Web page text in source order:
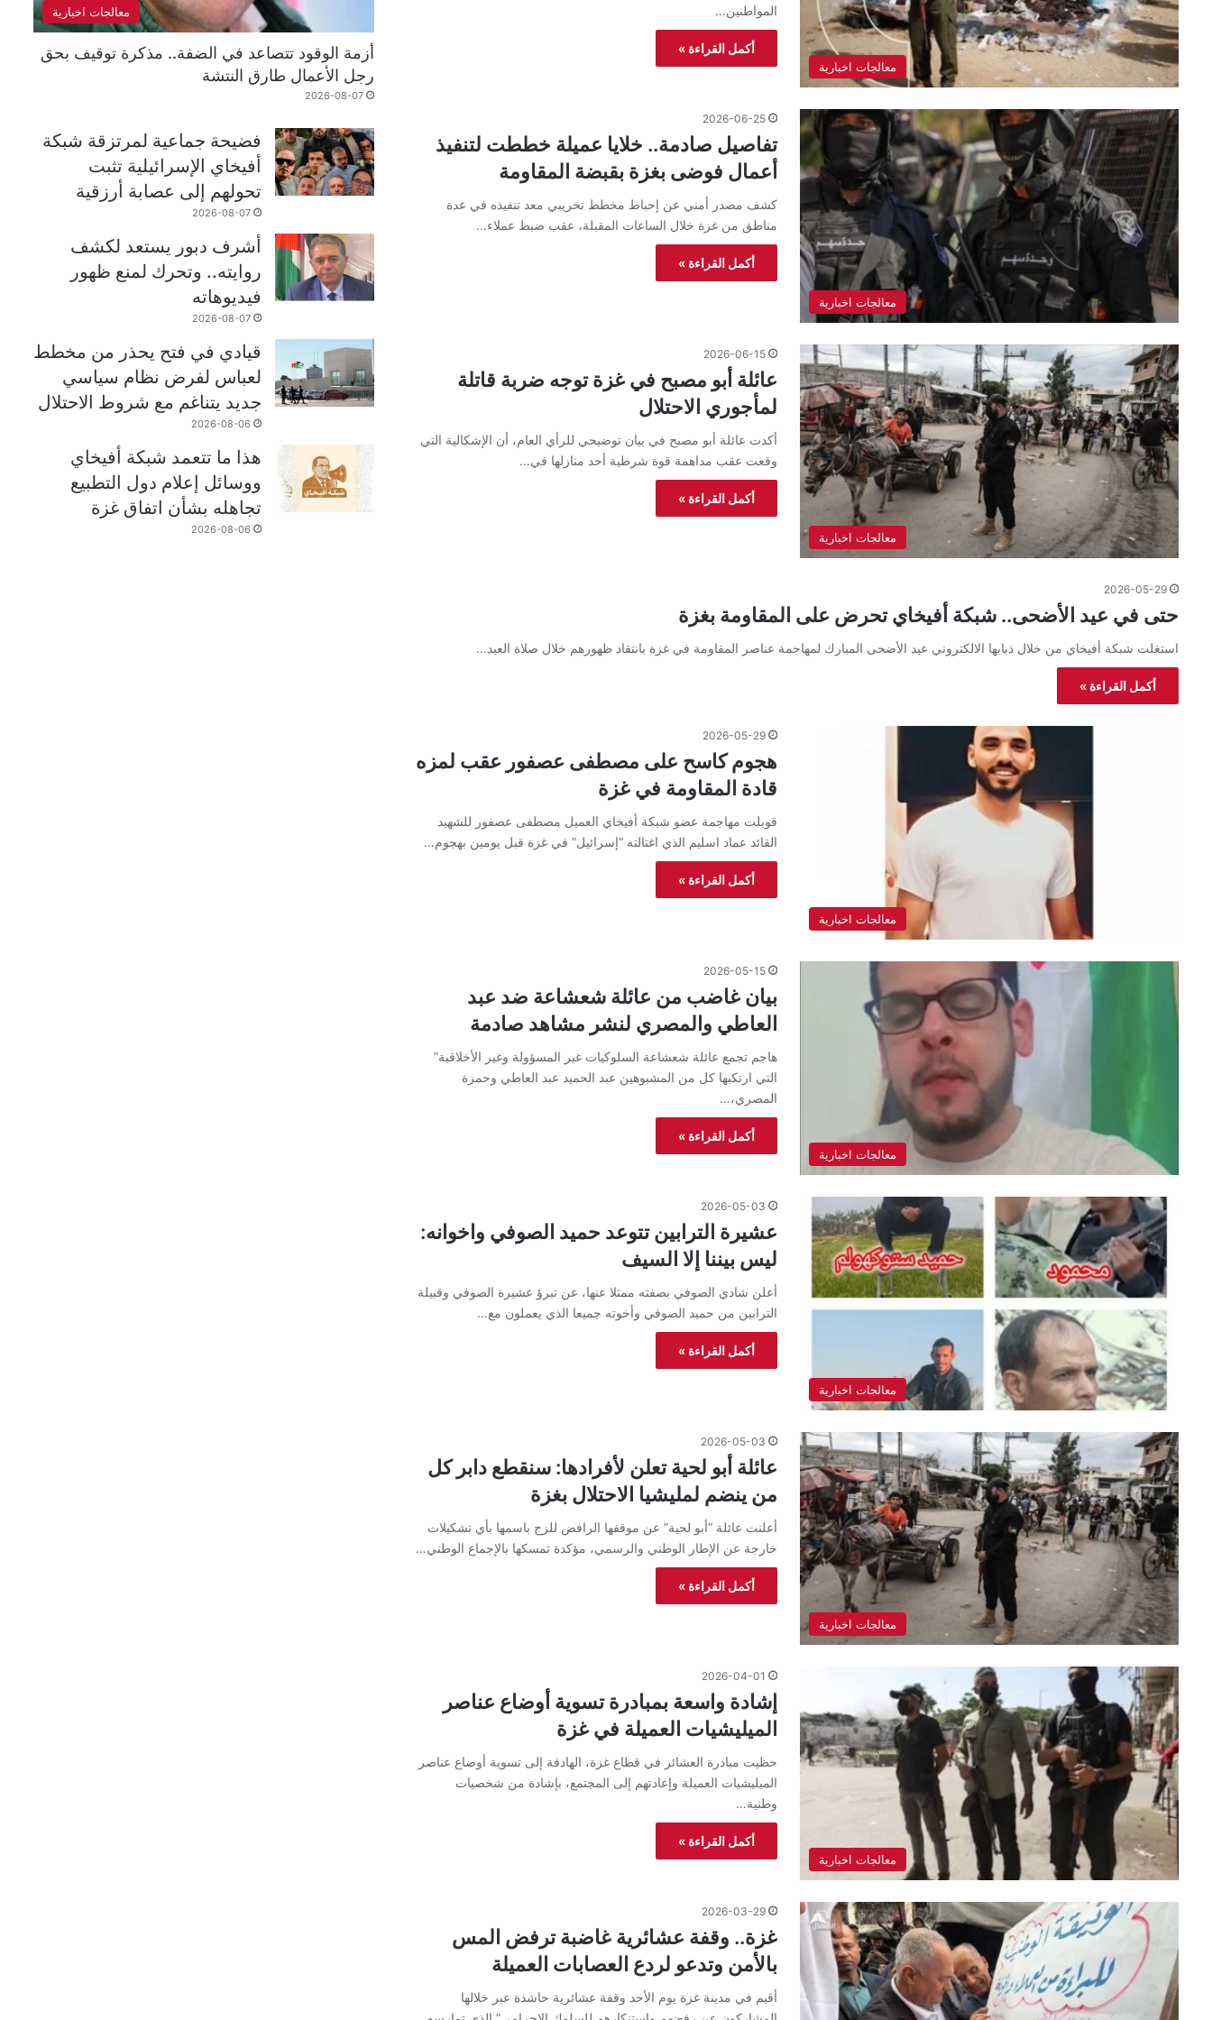
معالجات اخبارية
المواطنين…
أكمل القراءة »
معالجات اخبارية
2026-06-25
تفاصيل صادمة.. خلايا عميلة خططت لتنفيذ
أعمال فوضى بغزة بقبضة المقاومة
كشف مصدر أمني عن إحباط مخطط تخريبي معد تنفيذه في عدة
مناطق من غزة خلال الساعات المقبلة، عقب ضبط عملاء…
أكمل القراءة »
معالجات اخبارية
2026-06-15
عائلة أبو مصبح في غزة توجه ضربة قاتلة
لمأجوري الاحتلال
أكدت عائلة أبو مصبح في بيان توضيحي للرأي العام، أن الإشكالية التي
وقعت عقب مداهمة قوة شرطية أحد منازلها في…
أكمل القراءة »
2026-05-29
حتى في عيد الأضحى.. شبكة أفيخاي تحرض على المقاومة بغزة
استغلت شبكة أفيخاي من خلال ذبابها الالكتروني عيد الأضحى المبارك لمهاجمة عناصر المقاومة في غزة بانتقاد ظهورهم خلال صلاة العيد…
أكمل القراءة »
معالجات اخبارية
2026-05-29
هجوم كاسح على مصطفى عصفور عقب لمزه
قادة المقاومة في غزة
قوبلت مهاجمة عضو شبكة أفيخاي العميل مصطفى عصفور للشهيد
القائد عماد اسليم الذي اغتالته “إسرائيل” في غزة قبل يومين بهجوم…
أكمل القراءة »
معالجات اخبارية
2026-05-15
بيان غاضب من عائلة شعشاعة ضد عبد
العاطي والمصري لنشر مشاهد صادمة
هاجم تجمع عائلة شعشاعة السلوكيات غير المسؤولة وغير الأخلاقية”
التي ارتكبها كل من المشبوهين عبد الحميد عبد العاطي وحمزة
المصري،…
أكمل القراءة »
معالجات اخبارية
2026-05-03
عشيرة الترابين تتوعد حميد الصوفي واخوانه:
ليس بيننا إلا السيف
أعلن شادي الصوفي بصفته ممثلا عنها، عن تبرؤ عشيرة الصوفي وقبيلة
الترابين من حميد الصوفي وأخوته جميعا الذي يعملون مع…
أكمل القراءة »
معالجات اخبارية
2026-05-03
عائلة أبو لحية تعلن لأفرادها: سنقطع دابر كل
من ينضم لمليشيا الاحتلال بغزة
أعلنت عائلة “أبو لحية” عن موقفها الرافض للزج باسمها بأي تشكيلات
خارجة عن الإطار الوطني والرسمي، مؤكدة تمسكها بالإجماع الوطني…
أكمل القراءة »
معالجات اخبارية
2026-04-01
إشادة واسعة بمبادرة تسوية أوضاع عناصر
الميليشيات العميلة في غزة
حظيت مبادرة العشائر في قطاع غزة، الهادفة إلى تسوية أوضاع عناصر
الميليشيات العميلة وإعادتهم إلى المجتمع، بإشادة من شخصيات
وطنية…
أكمل القراءة »
2026-03-29
غزة.. وقفة عشائرية غاضبة ترفض المس
بالأمن وتدعو لردع العصابات العميلة
أقيم في مدينة غزة يوم الأحد وقفة عشائرية حاشدة عبر خلالها
معالجات اخبارية
أزمة الوقود تتصاعد في الضفة.. مذكرة توقيف بحق
رجل الأعمال طارق النتشة
2026-08-07
فضيحة جماعية لمرتزقة شبكة
أفيخاي الإسرائيلية تثبت
تحولهم إلى عصابة أرزقية
2026-08-07
أشرف دبور يستعد لكشف
روايته.. وتحرك لمنع ظهور
فيديوهاته
2026-08-07
قيادي في فتح يحذر من مخطط
لعباس لفرض نظام سياسي
جديد يتناغم مع شروط الاحتلال
2026-08-06
هذا ما تتعمد شبكة أفيخاي
ووسائل إعلام دول التطبيع
تجاهله بشأن اتفاق غزة
2026-08-06